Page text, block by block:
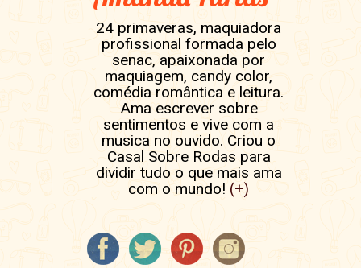
24 primaveras, maquiadora
profissional formada pelo
senac, apaixonada por
maquiagem, candy color,
comédia romântica e leitura.
Ama escrever sobre
sentimentos e vive com a
musica no ouvido. Criou o
Casal Sobre Rodas para
dividir tudo o que mais ama
com o mundo! (+)